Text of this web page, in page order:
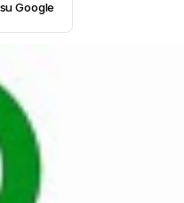
Google